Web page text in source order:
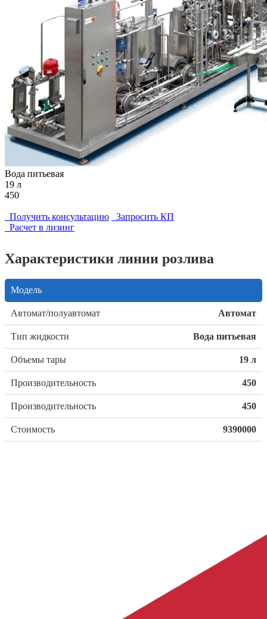
Вода питьевая
19 л
450
Получить консультацию
Запросить КП
Расчет в лизинг
Характеристики линии розлива
Модель
Автомат/полуавтомат Автомат
Тип жидкости Вода питьевая
Объемы тары 19 л
Производительность 450
Производительность 450
Стоимость 9390000